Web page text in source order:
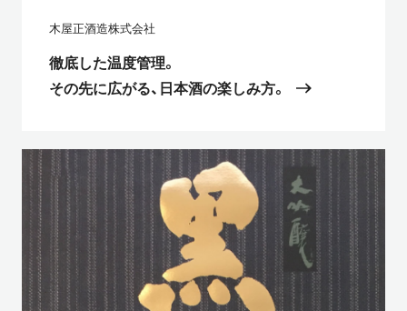
木屋正酒造株式会社
徹底した温度管理。
その先に広がる、日本酒の楽しみ方。